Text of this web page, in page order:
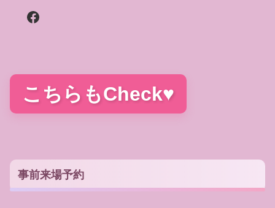
Facebook
こちらもCheck♥
事前来場予約